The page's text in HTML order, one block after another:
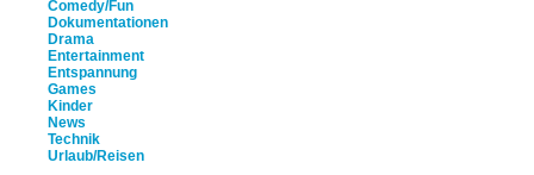
Comedy/Fun
Dokumentationen
Drama
Entertainment
Entspannung
Games
Kinder
News
Technik
Urlaub/Reisen